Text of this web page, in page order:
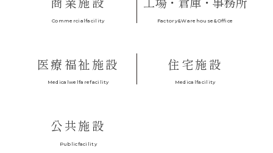
Commercialfacility Factory&Warehouse&Office
医療福祉施設
Medicalwelfarefacility
住宅施設
Medicalfacility
公共施設
Publicfacility